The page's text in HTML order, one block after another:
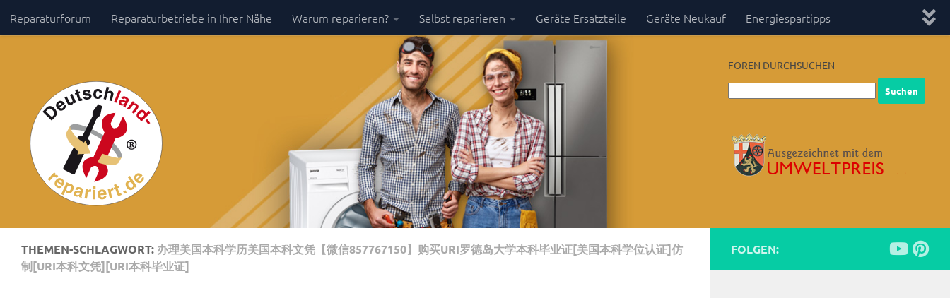
Zum Inhalt springen
Reparaturforum Reparaturbetriebe in Ihrer Nähe Warum reparieren? Selbst reparieren Geräte Ersatzteile Geräte Neukauf Energiespartipps
FOREN DURCHSUCHEN
THEMEN-SCHLAGWORT: 办理美国本科学历美国本科文凭【微信857767150】购买URI罗德岛大学本科毕业证[美国本科学位认证]仿
制[URI本科文凭][URI本科毕业证]
FOLGEN: